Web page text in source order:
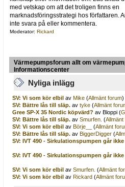
med vetskap om att det troligen finns en
marknadsföringsstrategi hos författaren.
inte svara på eller kommentera.
Moderator: Rickard
Värmepumpsforum allt om
Informationscenter
Nyliga inlägg
SV: Vi som kör elbilav Mike(Allmänt forum)
SV: Bättre lås till släp. av tyke(Allmänt
Gree SP-X 35 Nordic köpvärd? av Bloppi (
SV: Bättre lås till släp. av Smurfen. (Allmänt
SV: Vi som kör elbilav Börje__ (Allmänt
SV: Bättre lås till släp. av BiggerDigger(
SV: IVT 490 - Sirkulationspumpen går ikke
SV: IVT 490 - Sirkulationspumpen går ikke
SV: Vi som kör elbilav Smurfen. (Allmänt
SV: Vi som kör elbilav Rickard(Allmänt